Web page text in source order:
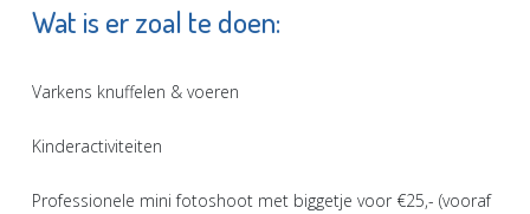
Wat is er zoal te doen:
Varkens knuffelen & voeren
Kinderactiviteiten
Professionele mini fotoshoot met biggetje voor €25,- (vooraf